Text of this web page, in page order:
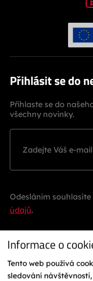
Přihlásit se do
Přihlaste se do
všechny novinky.
Odesláním souhlasíte
údajů.
Informace o
Tento web používá
sledování